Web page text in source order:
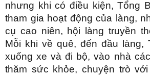
nhưng khi có điều kiện, Tổng
tham gia hoạt động của làng,
cụ cao niên, hội làng truyền
Mỗi khi về quê, đến đầu làng,
xuống xe và đi bộ, vào nhà
thăm sức khỏe, chuyện trò